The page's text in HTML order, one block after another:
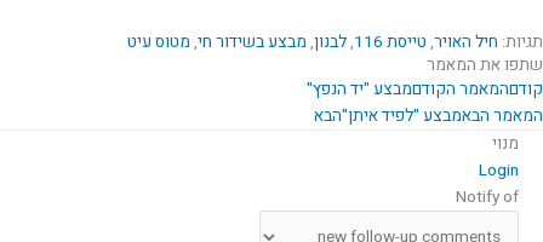
תגיות: חיל האויר, טייסת 116 ,לבנון, מבצע בשידור חי, מטוס עיט
שתפו את המאמר
קודםהמאמר הקודםמבצע "יד הנפץ"
המאמר הבאמבצע "לפיד איתן"הבא
מנוי
Login
Notify of